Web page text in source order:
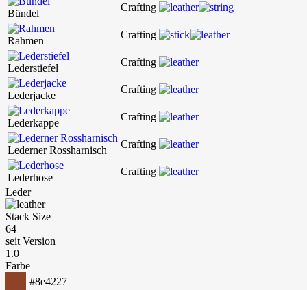
Bündel
Crafting
Rahmen
Crafting
Lederstiefel
Crafting
Lederjacke
Crafting
Lederkappe
Crafting
Lederner Rossharnisch
Crafting
Lederhose
Crafting
Leder
Stack Size
64
seit Version
1.0
Farbe
#8e4227